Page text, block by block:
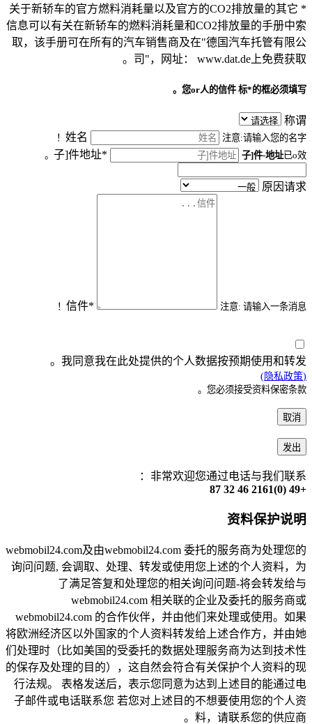
* 关于新轿车的官方燃料消耗量以及官方的CO2排放量的其它
信息可以有关在新轿车的燃料消耗量和CO2排放量的手册中索
取，该手册可在所有的汽车销售商及在"德国汽车托管有限公
司"，网址： www.dat.de上免费获取。
您or人的信件标*的框必须填写。
称谓
姓名
注意:请输入您的名字！
子]件地址* 子]件-地址已o效。
原因请求
信件* 注意: 请输入一条消息！
我同意我在此处提供的个人数据按预期使用和转发。
(隐私政策)
您必须接受资料保密条款。
取消
发出
非常欢迎您通过电话与我们联系：
+49 (0)2161 46 32 87
资料保护说明
webmobil24.com及由webmobil24.com 委托的服务商为处理您的
询问问题, 会调取、处理、转发或使用您上述的个人资料，为
了满足答复和处理您的相关询问问题-将会转发给与
webmobil24.com 相关联的企业及委托的服务商或
webmobil24.com 的合作伙伴，并由他们来处理或使用。如果
将欧洲经济区以外国家的个人资料转发给上述合作方，并由她
们处理时（比如美国的受委托的数据处理服务商为达到技术性
的保存及处理的目的），这自然会符合有关保护个人资料的现
行法规。 表格发送后，表示您同意为达到上述目的能通过电
子邮件或电话联系您 若您对上述目的不想要使用您的个人资
料，请联系您的供应商。